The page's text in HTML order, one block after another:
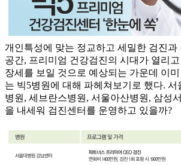
개인특성에 맞는 정교하고 세밀한 검진과
공간, 프리미엄 건강검진의 시대가 열리
장세를 보일 것으로 예상되는 가운데 이
는 빅5병원에 대해 파헤쳐보기로 했다. 서
병원, 세브란스병원, 서울아산병원, 삼성
을 내세워 검진센터를 운영하고 있을까?